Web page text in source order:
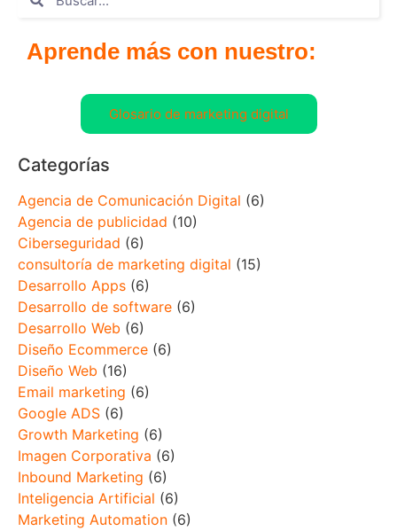
Aprende más con nuestro:
Glosario de marketing digital
Categorías
Agencia de Comunicación Digital (6)
Agencia de publicidad (10)
Ciberseguridad (6)
consultoría de marketing digital (15)
Desarrollo Apps (6)
Desarrollo de software (6)
Desarrollo Web (6)
Diseño Ecommerce (6)
Diseño Web (16)
Email marketing (6)
Google ADS (6)
Growth Marketing (6)
Imagen Corporativa (6)
Inbound Marketing (6)
Inteligencia Artificial (6)
Marketing Automation (6)